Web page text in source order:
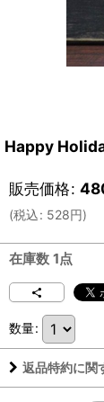
Happy
販売価格:
(税込: 528円)
在庫数 1点
数量:
返品特約に関